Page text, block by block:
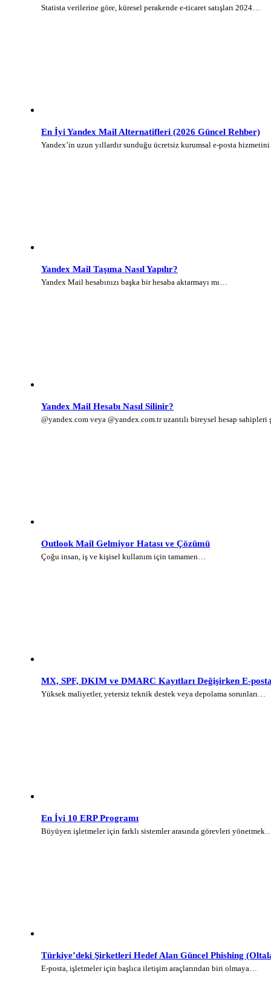
Statista verilerine göre, küresel perakende e-ticaret satışları 2024…
En İyi Yandex Mail Alternatifleri (2026 Güncel Rehber)
Yandex’in uzun yıllardır sunduğu ücretsiz kurumsal e-posta
Yandex Mail Taşıma Nasıl Yapılır?
Yandex Mail hesabınızı başka bir hesaba aktarmayı mı…
Yandex Mail Hesabı Nasıl Silinir?
@yandex.com veya @yandex.com.tr uzantılı bireysel hesap
Outlook Mail Gelmiyor Hatası ve Çözümü
Çoğu insan, iş ve kişisel kullanım için tamamen…
MX, SPF, DKIM ve DMARC Kayıtları Değişirken E-
Yüksek maliyetler, yetersiz teknik destek veya depolama sorunları…
En İyi 10 ERP Programı
Büyüyen işletmeler için farklı sistemler arasında görevleri
Türkiye’deki Şirketleri Hedef Alan Güncel Phishing
E-posta, işletmeler için başlıca iletişim araçlarından biri olmaya…